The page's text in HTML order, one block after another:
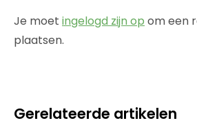
Je moet ingelogd zijn op om een
plaatsen.
Gerelateerde artikelen